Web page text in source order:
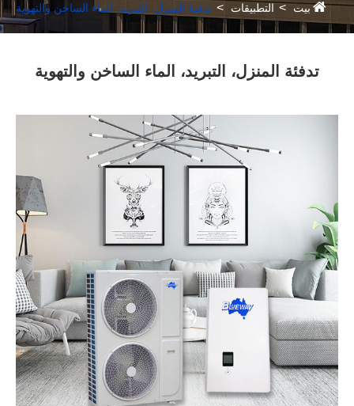
بيت التطبيقات تدفئة المنزل، التبريد، الماء الساخن والتهوية
تدفئة المنزل، التبريد، الماء الساخن والتهوية